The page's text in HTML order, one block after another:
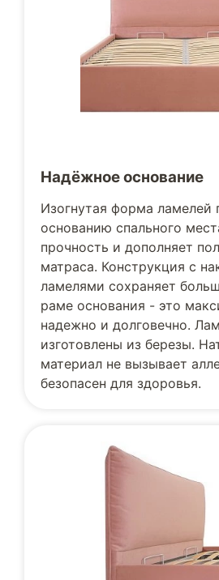
Надёжное основание
Изогнутая форма ламелей
основанию спального
прочность и дополняет
матраса. Конструкция с
ламелями сохраняет
раме основания - это
надежно и долговечно.
изготовлены из березы.
материал не вызывает
безопасен для здоровья.